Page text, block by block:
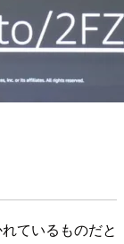
ているものだと